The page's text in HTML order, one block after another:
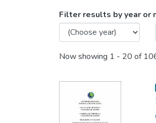
Browsing
Filter results by year or
Now showing 1 - 20 of